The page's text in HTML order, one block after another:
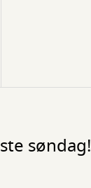
søndag!